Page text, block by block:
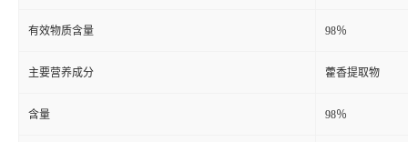
有效物质含量 98％
主要营养成分 藿香提取物
含量 98％